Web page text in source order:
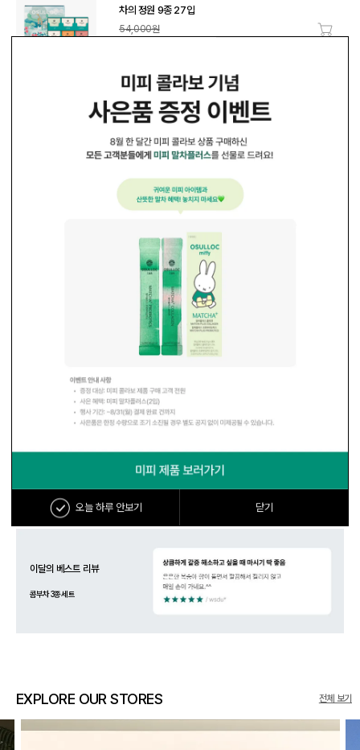
차의 정원 9종 27입
54,000원 장바
가방 속에 쏙 상큼한 블렌디드티
귤꽃향을 품은 우잣담 10입
20% 13,200원
OSULLOC NOW
이달의 베스트 리뷰
콤부차 3종 세트
EXPLORE OUR STORES 오설록 매
전체 보기
오늘 하루 안보기 닫기